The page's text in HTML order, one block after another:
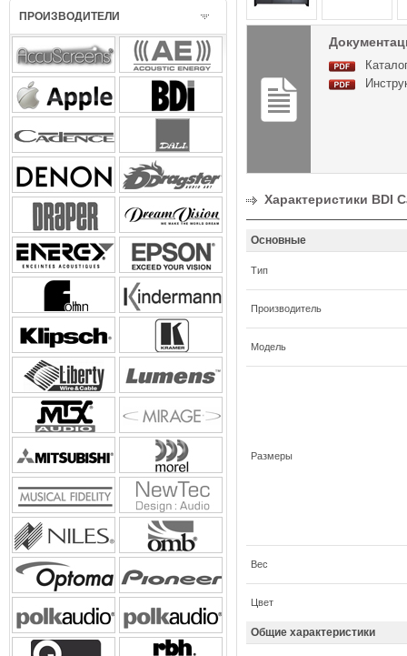
ПРОИЗВОДИТЕЛИ
Характеристики BDI
Основные
Тип
Производитель
Модель
Размеры
Вес
Цвет
Общие характеристики